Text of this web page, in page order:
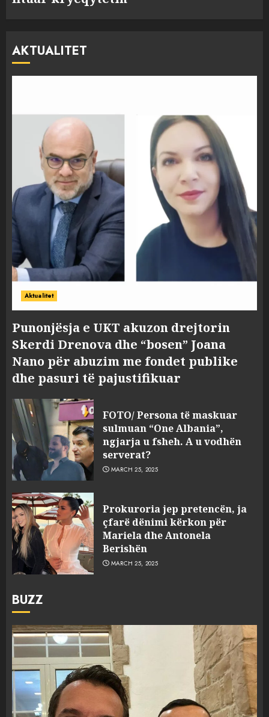
AKTUALITET
Aktualitet
Punonjësja e UKT akuzon drejtorin
Skerdi Drenova dhe “bosen” Joana
Nano për abuzim me fondet publike
dhe pasuri të pajustifikuar
FOTO/ Persona të maskuar
sulmuan “One Albania”,
ngjarja u fsheh. A u vodhën
serverat?
MARCH 25, 2025
Prokuroria jep pretencën, ja
çfarë dënimi kërkon për
Mariela dhe Antonela
Berishën
MARCH 25, 2025
BUZZ